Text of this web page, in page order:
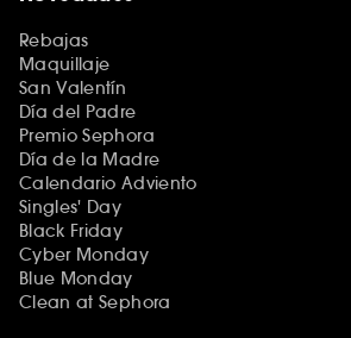
Rebajas
Maquillaje
San Valentín
Día del Padre
Premio Sephora
Día de la Madre
Calendario Adviento
Singles' Day
Black Friday
Cyber Monday
Blue Monday
Clean at Sephora